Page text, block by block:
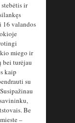
ir
valandos
miego ir
bei turėjau
kaip
su
Be
–